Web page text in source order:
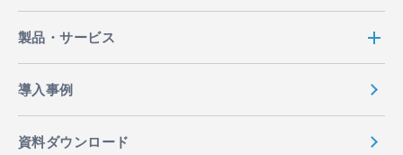
製品・サービス
導入事例
資料ダウンロード